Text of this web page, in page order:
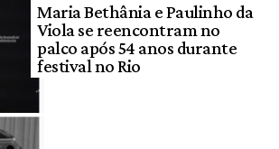
Maria Bethânia e Paulinho da
Viola se reencontram no
palco após 54 anos durante
festival no Rio